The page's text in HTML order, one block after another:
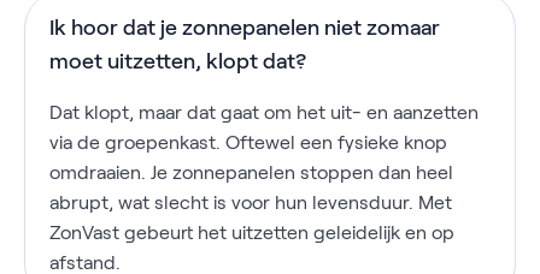
Ik hoor dat je zonnepanelen niet zomaar
moet uitzetten, klopt dat?
Dat klopt, maar dat gaat om het uit- en aanzetten
via de groepenkast. Oftewel een fysieke knop
omdraaien. Je zonnepanelen stoppen dan heel
abrupt, wat slecht is voor hun levensduur. Met
ZonVast gebeurt het uitzetten geleidelijk en op
afstand.